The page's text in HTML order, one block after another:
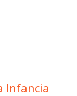
Infancia